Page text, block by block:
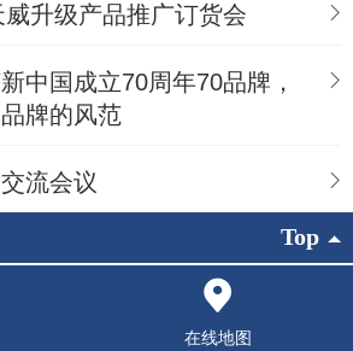
升级产品推广订货会
中国成立70周年70品牌，
牌的风范
流会议
Top
在线地图